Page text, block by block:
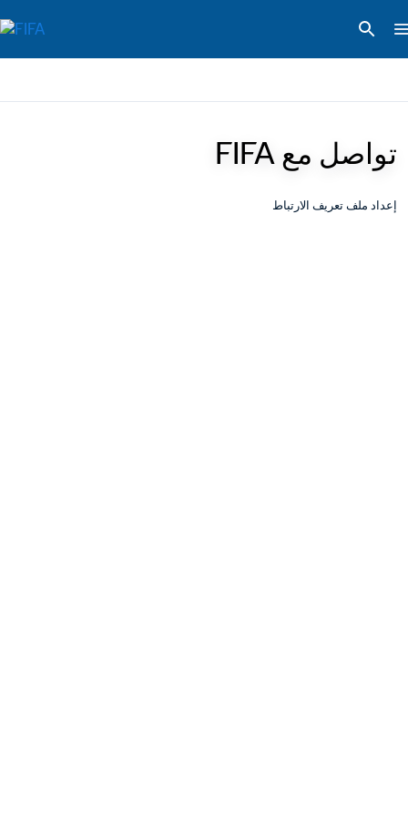
تواصل مع FIFA
إعداد ملف تعريف الارتباط